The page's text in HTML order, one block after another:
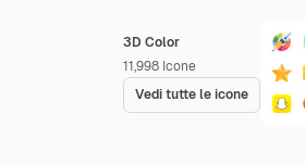
3D Color
11,998 Icone
Vedi tutte le icone